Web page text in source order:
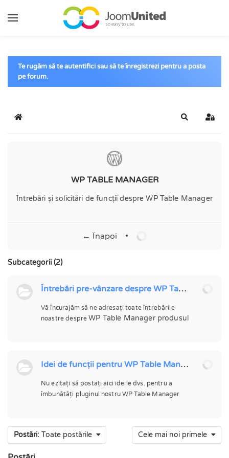
Sari la conținutul principal
Te rugăm să te autentifici sau să te înregistrezi pentru a posta
pe forum.
Acasă Căutare
WP TABLE MANAGER
Întrebări și solicitări de funcții despre WP Table Manager
← Înapoi •
Subcategorii (2)
Întrebări pre-vânzare despre WP Table Manager
Vă încurajăm să ne adresați toate întrebările
noastre despre WP Table Manager produsul
Idei de funcții pentru WP Table Manager
Nu ezitați să postați aici ideile dvs. pentru a
îmbunătăți pluginul nostru WP Table Manager
Postări: Toate postările Cele mai noi primele